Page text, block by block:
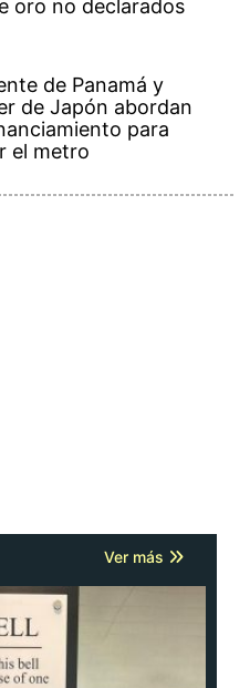
oro no declarados
de Panamá y
de Japón abordan
para
el metro
Ver más